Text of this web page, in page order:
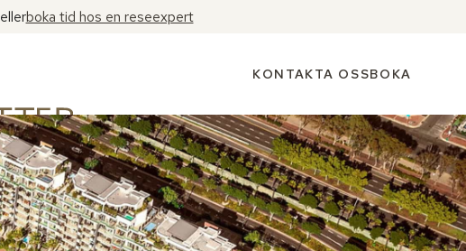
ellerboka tid hos en reseexpert
KONTAKTA OSSBOKA